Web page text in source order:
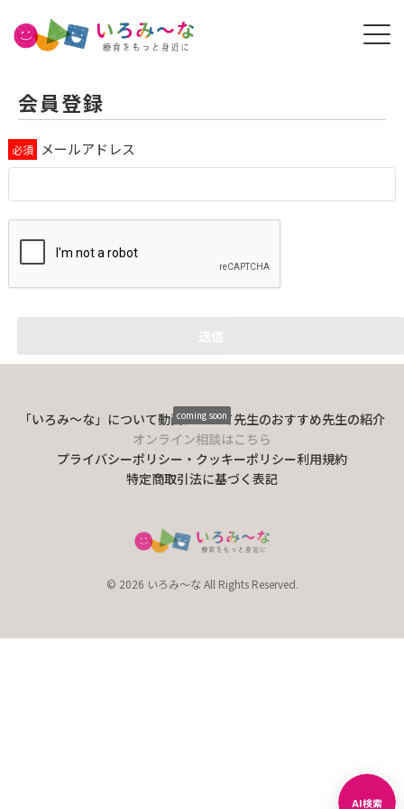
会員登録
メールアドレス
「いろみ〜な」について動画について先生のおすすめ先生の紹介
オンライン相談はこちら
coming soon
プライバシーポリシー・クッキーポリシー利用規約
特定商取引法に基づく表記
© 2026 いろみ～な All Rights Reserved.
AI検索